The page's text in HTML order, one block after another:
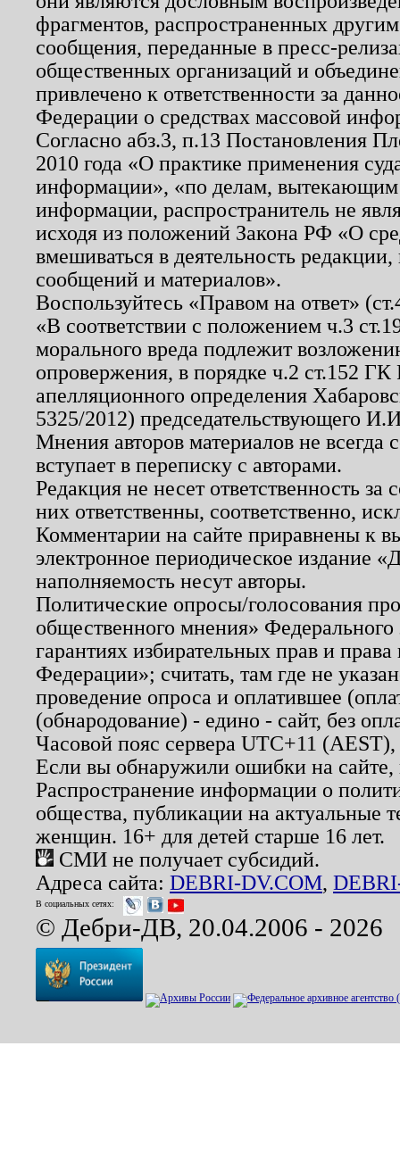
фрагментов, распространенных
сообщения, переданные в пресс-
общественных организаций и
привлечено к ответственности за
Федерации о средствах массовой
Согласно абз.3, п.13 Постановления
2010 года «О практике применения
информации», «по делам, вытекающим
информации, распространитель не
исходя из положений Закона РФ «О
вмешиваться в деятельность
сообщений и материалов».
Воспользуйтесь «Правом на ответ»
«В соответствии с положением ч.3
морального вреда подлежит
опровержения, в порядке ч.2 ст.152
апелляционного определения
5325/2012) председательствующего
Мнения авторов материалов не
вступает в переписку с авторами.
Редакция не несет ответственность
них ответственны, соответственно,
Комментарии на сайте приравнены к
электронное периодическое издание
наполняемость несут авторы.
Политические опросы/голосования
общественного мнения»
гарантиях избирательных прав и
Федерации»; считать, там где не
проведение опроса и оплатившее
(обнародование) - едино - сайт, без
Часовой пояс сервера UTC+11
Если вы обнаружили ошибки на
Распространение информации о
общества, публикации на актуальные
женщин. 16+ для детей старше 16 лет.
СМИ не получает субсидий.
Адреса сайта: DEBRI-DV.COM,
В социальных сетях:
© Дебри-ДВ, 20.04.2006 - 2026